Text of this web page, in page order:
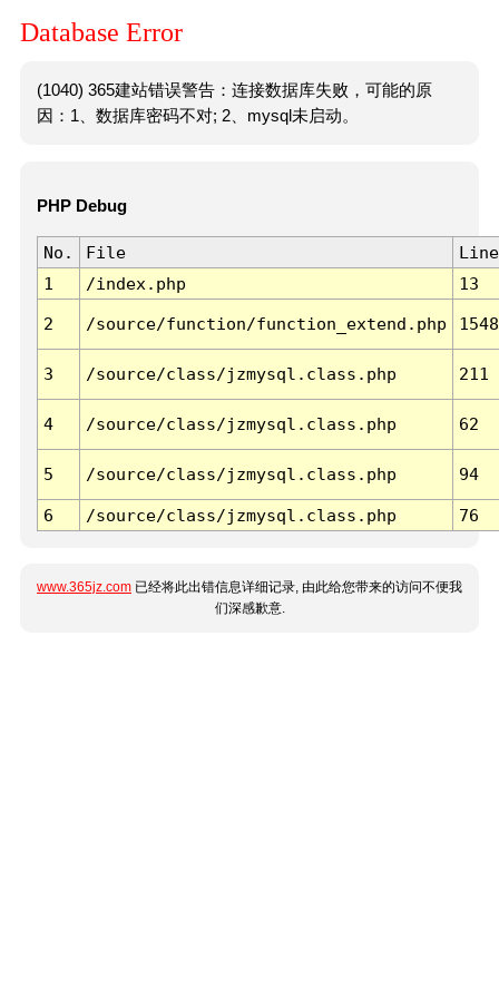
Database Error
(1040) 365建站错误警告：连接数据库失败，可能的原
因：1、数据库密码不对; 2、mysql未启动。
PHP Debug
No. File
Line
1
/index.php 13
2 /source/function/function_extend.php 1548
3 /source/class/jzmysql.class.php 211
4 /source/class/jzmysql.class.php 62
5 /source/class/jzmysql.class.php 94
6 /source/class/jzmysql.class.php 76
www.365jz.com 已经将此出错信息详细记录, 由此给您带来的访问不便我
们深感歉意.